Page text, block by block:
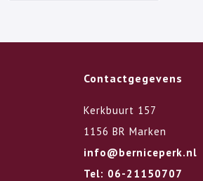
Contactgegevens
Kerkbuurt 157
1156 BR Marken
info@berniceperk.nl
Tel: 06-21150707